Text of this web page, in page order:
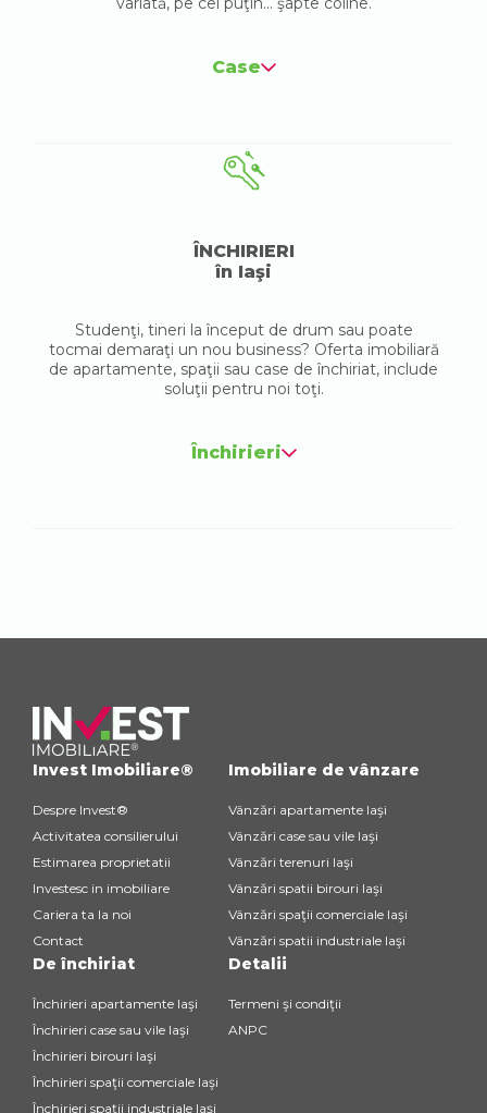
Case
ÎNCHIRIERI
în Iaşi
Studenţi, tineri la început de drum sau poate
tocmai demaraţi un nou business? Oferta imobiliară
de apartamente, spaţii sau case de închiriat, include
soluţii pentru noi toţi.
Închirieri
Invest Imobiliare®
Despre Invest®
Activitatea consilierului
Estimarea proprietatii
Investesc in imobiliare
Cariera ta la noi
Contact
Imobiliare de vânzare
Vânzări apartamente Iaşi
Vânzări case sau vile Iaşi
Vânzări terenuri Iaşi
Vânzări spatii birouri Iaşi
Vânzări spaţii comerciale Iaşi
Vânzări spatii industriale Iaşi
De închiriat
Închirieri apartamente Iaşi
Închirieri case sau vile Iaşi
Închirieri birouri Iaşi
Închirieri spaţii comerciale Iaşi
Închirieri spaţii industriale Iaşi
Detalii
Termeni şi condiţii
ANPC